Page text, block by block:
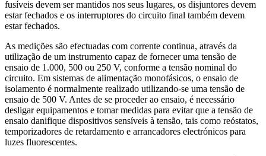
fusíveis devem ser mantidos nos seus lugares, os disjuntores devem
estar fechados e os interruptores do circuito final também devem
estar fechados.
As medições são efectuadas com corrente continua, através da
utilização de um instrumento capaz de fornecer uma tensão de
ensaio de 1.000, 500 ou 250 V, conforme a tensão nominal do
circuito. Em sistemas de alimentação monofásicos, o ensaio de
isolamento é normalmente realizado utilizando-se uma tensão de
ensaio de 500 V. Antes de se proceder ao ensaio, é necessário
desligar equipamentos e tomar medidas para evitar que a tensão de
ensaio danifique dispositivos sensíveis à tensão, tais como reóstatos,
temporizadores de retardamento e arrancadores electrónicos para
luzes fluorescentes.